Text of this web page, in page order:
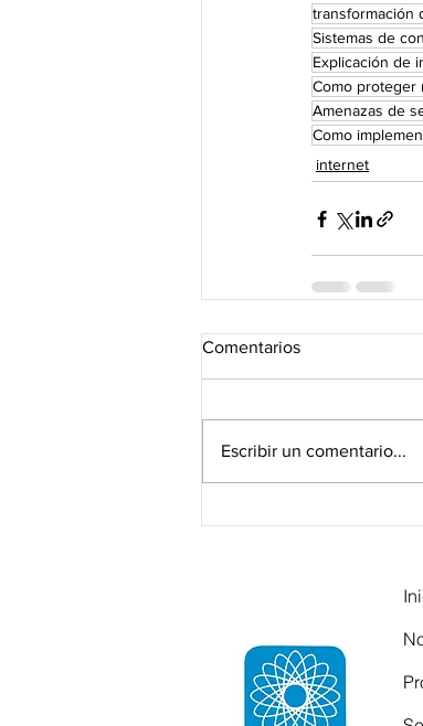
transformación
Sistemas de
Explicación de
Como proteger
Amenazas de
Como
internet
Comentarios
Escribir un comentario...